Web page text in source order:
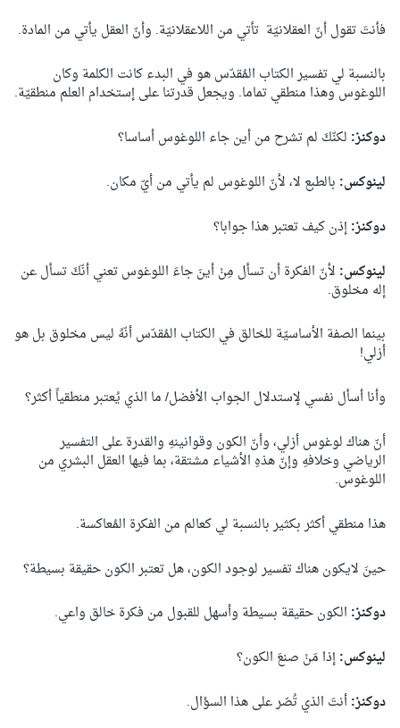
فأنتَ تقول أنّ العقلانيّة تأتي من اللاعقلانيّة. وأنّ العقل يأتي من المادة.
بالنسبة لي تفسير الكتاب المُقدّس هو في البدء كانت الكلمة وكان
اللوغوس وهذا منطقي تماما. ويجعل قدرتنا على إستخدام العلم منطقيّة.
دوكنز: لكنّكَ لم تشرح من أين جاء اللوغوس أساسا؟
لينوكس: بالطبع لا، لأنّ اللوغوس لم يأتي من أيّ مكان.
دوكنز:إذن كيف تعتبر هذا جوابا؟
لينوكس: لأنّ الفكرة أن تسأل مِنْ أينَ جاءَ اللوغوس تعني أنّكَ تسأل عن
إله مخلوق.
بينما الصفة الأساسيّة للخالق في الكتاب المُقدّس أنّهُ ليس مخلوق بل هو
أزلي!
وأنا أسأل نفسي لإستدلال الجواب الأفضل/ ما الذي يُعتبر منطقياً أكثر؟
أنّ هناك لوغوس أزلي، وأنّ الكون وقوانينهِ والقدرة على التفسير
الرياضي وخلافهِ وإنّ هذهِ الأشياء مشتقة، بما فيها العقل البشري من
اللوغوس.
هذا منطقي أكثر بكثير بالنسبة لي كعالم من الفكرة المُعاكسة.
حينَ لايكون هناك تفسير لوجود الكون، هل تعتبر الكون حقيقة بسيطة؟
دوكنز: الكون حقيقة بسيطة وأسهل للقبول من فكرة خالق واعي.
لينوكس:إذا مَنْ صنعَ الكون؟
دوكنز:أنتَ الذي تُصّر على هذا السؤال.